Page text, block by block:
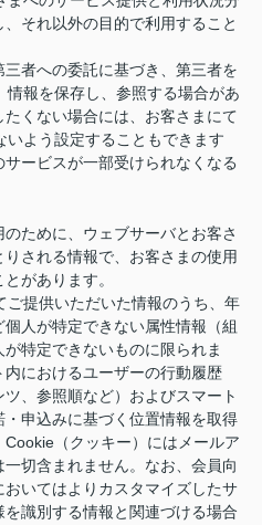
それ以外の目的で利用すること
者への委託に基づき、第三者を
報を保存し、参照する場合があ
くない場合には、お客さまにて
よう設定することもできます
ービスが一部受けられなくなる
ために、ウェブサーバとお客さ
される情報で、お客さまの使用
があります。
提供いただいた情報のうち、年
人が特定できない属性情報（組
特定できないものに限られま
におけるユーザーの行動履歴
ツ、参照順など）およびスマート
申込みに基づく位置情報を取得
（クッキー）にはメールア
切含まれません。なお、会員向
いてはよりカスタマイズしたサ
識別する情報と関連づける場合